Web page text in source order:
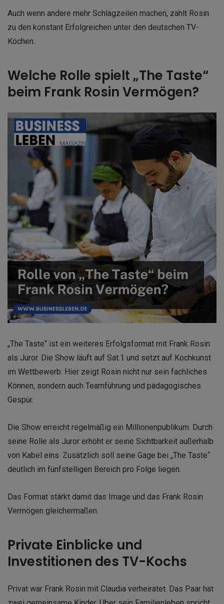
Auch wenn andere mehr Schlagzeilen machen, zählt Rosin
zu den konstant Erfolgreichen unter den deutschen TV-
Köchen.
Welche Rolle spielt „The Taste“
beim Frank Rosin Vermögen?
„The Taste“ ist ein weiteres Erfolgsformat mit Frank Rosin
als Juror. Die Show läuft auf Sat.1 und setzt auf Kochkunst
im Wettbewerb. Hier zeigt Rosin nicht nur sein fachliches
Können, sondern auch Teamführung und pädagogisches
Gespür.
Die Show erreicht regelmäßig ein Millionenpublikum. Durch
seine Rolle als Juror erhöht er seine Sichtbarkeit außerhalb
von Kabel eins. Zusätzlich soll seine Gage bei „The Taste“
deutlich im fünfstelligen Bereich pro Folge liegen.
Das Format stärkt damit das Image und das Frank Rosin
Vermögen gleichermaßen.
Private Einblicke und
Investitionen des TV-Kochs
Privat war Frank Rosin mit Claudia verheiratet. Das Paar hat